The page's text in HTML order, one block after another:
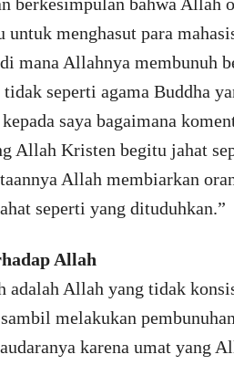
untuk menghasut para
mana Allahnya membunuh
tidak seperti agama Buddha
saya bagaimana
Allah Kristen begitu jahat
Allah membiarkan
seperti yang dituduhkan.”
Allah
adalah Allah yang tidak
melakukan
karena umat yang